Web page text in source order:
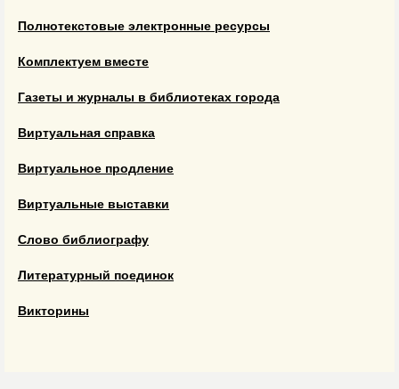
Полнотекстовые электронные ресурсы
Комплектуем вместе
Газеты и журналы в библиотеках города
Виртуальная справка
Виртуальное продление
Виртуальные выставки
Слово библиографу
Литературный поединок
Викторины